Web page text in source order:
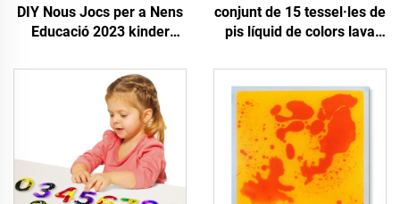
DIY Nous Jocs per a Nens
Educació 2023 kinder
sensorials de terra
conjunt de 15 tessel·les de
pis líquid de colors lava
cantonades rodones, 15
colors per a mats
sensorials sensibles